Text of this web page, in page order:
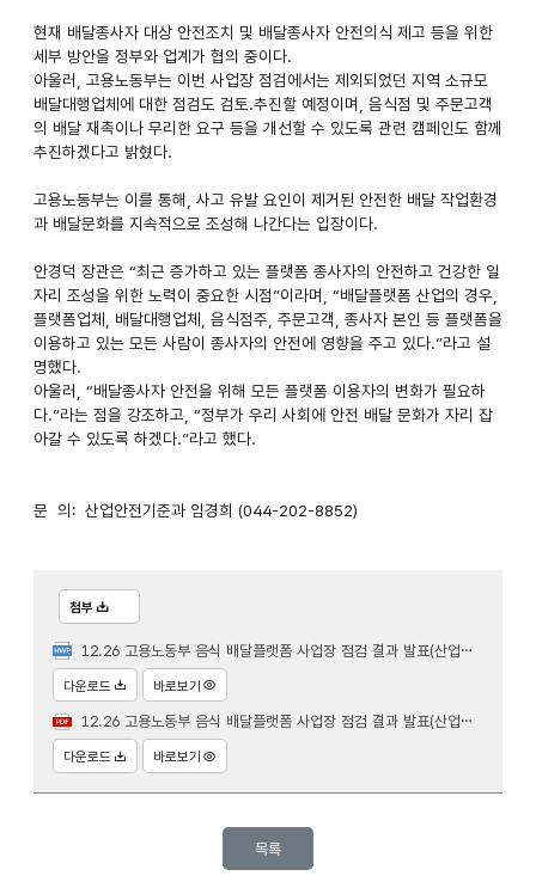
현재 배달종사자 대상 안전조치 및 배달종사자 안전의식 제고 등을 위한
세부 방안을 정부와 업계가 협의 중이다.
아울러, 고용노동부는 이번 사업장 점검에서는 제외되었던 지역 소규모
배달대행업체에 대한 점검도 검토.추진할 예정이며, 음식점 및 주문고객
의 배달 재촉이나 무리한 요구 등을 개선할 수 있도록 관련 캠페인도 함께
추진하겠다고 밝혔다.
고용노동부는 이를 통해, 사고 유발 요인이 제거된 안전한 배달 작업환경
과 배달문화를 지속적으로 조성해 나간다는 입장이다.
안경덕 장관은 “최근 증가하고 있는 플랫폼 종사자의 안전하고 건강한 일
자리 조성을 위한 노력이 중요한 시점”이라며, “배달플랫폼 산업의 경우,
플랫폼업체, 배달대행업체, 음식점주, 주문고객, 종사자 본인 등 플랫폼을
이용하고 있는 모든 사람이 종사자의 안전에 영향을 주고 있다.”라고 설
명했다.
아울러, “배달종사자 안전을 위해 모든 플랫폼 이용자의 변화가 필요하
다.”라는 점을 강조하고, “정부가 우리 사회에 안전 배달 문화가 자리 잡
아갈 수 있도록 하겠다.”라고 했다.
문 의: 산업안전기준과 임경희 (044-202-8852)
첨부
12.26 고용노동부 음식 배달플랫폼 사업장 점검 결과 발표(산업안전기준과).hwp
다운로드 바로보기
12.26 고용노동부 음식 배달플랫폼 사업장 점검 결과 발표(산업안전기준과).pdf
다운로드 바로보기
목록